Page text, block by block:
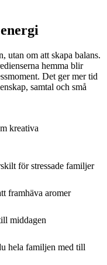
utan om att skapa balans.
hemma blir
Det ger mer tid
samtal och små
kreativa
för stressade familjer
framhäva aromer
middagen
hela familjen med till